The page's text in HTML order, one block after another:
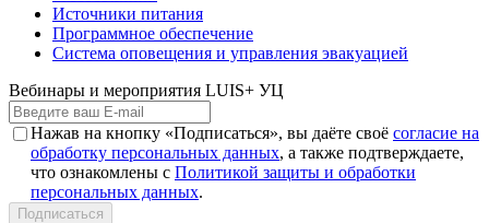
Источники питания
Программное обеспечение
Система оповещения и управления эвакуацией
Вебинары и мероприятия LUIS+ УЦ
Нажав на кнопку «Подписаться», вы даёте своё согласие на
обработку персональных данных, а также подтверждаете,
что ознакомлены с Политикой защиты и обработки
персональных данных.
Подписаться